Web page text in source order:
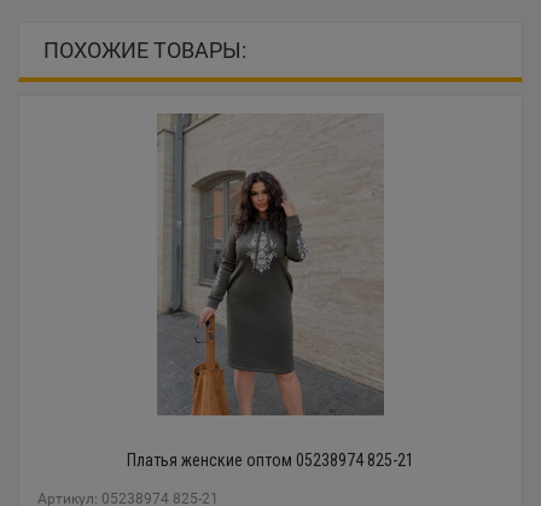
ПОХОЖИЕ ТОВАРЫ:
Платья женские оптом 05238974 825-21
Артикул: 05238974 825-21